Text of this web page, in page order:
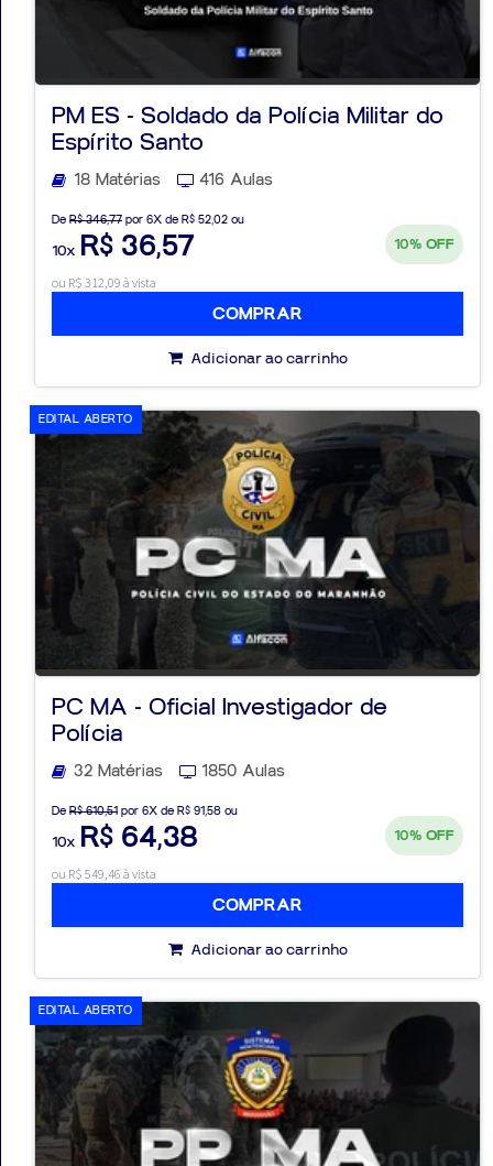
PM ES - Soldado da Polícia Militar do
Espírito Santo
18 Matérias 416 Aulas
De R$ 346,77 por 6X de R$ 52,02 ou
10x R$ 36,57 10% OFF
ou R$ 312,09 à vista
COMPRAR
Adicionar ao carrinho
PC MA - Oficial Investigador de
Polícia
32 Matérias 1850 Aulas
De R$ 610,51 por 6X de R$ 91,58 ou
10x R$ 64,38 10% OFF
ou R$ 549,46 à vista
COMPRAR
Adicionar ao carrinho
EDITAL ABERTO
EDITAL ABERTO